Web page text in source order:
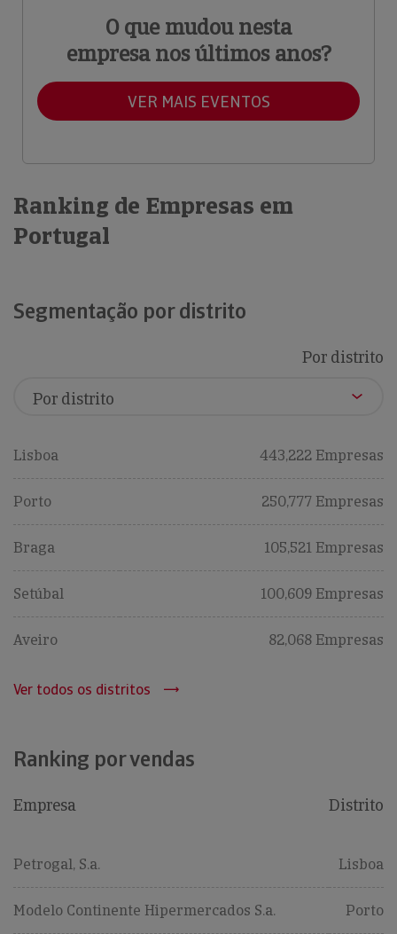
O que mudou nesta
empresa nos últimos anos?
VER MAIS EVENTOS
Ranking de Empresas em
Portugal
Segmentação por distrito
Por distrito
Lisboa 443,222 Empresas
Porto 250,777 Empresas
Braga 105,521 Empresas
Setúbal 100,609 Empresas
Aveiro 82,068 Empresas
Ver todos os distritos
Ranking por vendas
Empresa Distrito
Petrogal, S.a. Lisboa
Modelo Continente Hipermercados S.a. Porto